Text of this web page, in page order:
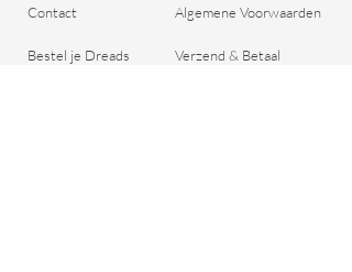
Contact
Bestel je Dreads
Algemene Voorwaarden
Verzend & Betaal